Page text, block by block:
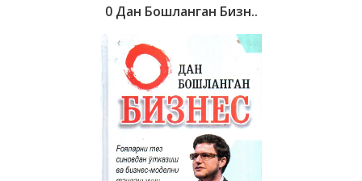
0 Дан Бошланган Бизн..